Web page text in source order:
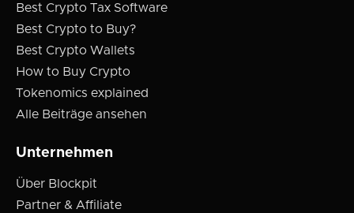
Best Crypto Tax Software
Best Crypto to Buy?
Best Crypto Wallets
How to Buy Crypto
Tokenomics explained
Alle Beiträge ansehen
Unternehmen
Über Blockpit
Partner & Affiliate